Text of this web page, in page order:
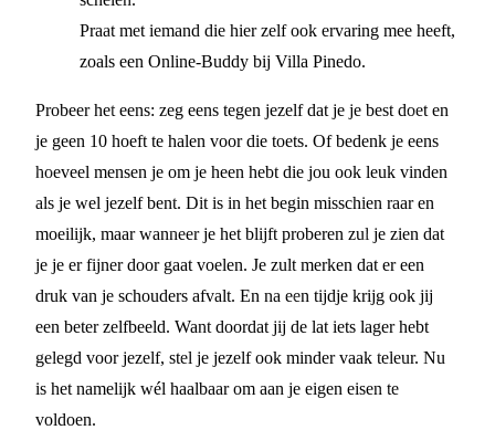
Praat met iemand die hier zelf ook ervaring mee heeft,
zoals een Online-Buddy bij Villa Pinedo.
Probeer het eens: zeg eens tegen jezelf dat je je best doet en
je geen 10 hoeft te halen voor die toets. Of bedenk je eens
hoeveel mensen je om je heen hebt die jou ook leuk vinden
als je wel jezelf bent. Dit is in het begin misschien raar en
moeilijk, maar wanneer je het blijft proberen zul je zien dat
je je er fijner door gaat voelen. Je zult merken dat er een
druk van je schouders afvalt. En na een tijdje krijg ook jij
een beter zelfbeeld. Want doordat jij de lat iets lager hebt
gelegd voor jezelf, stel je jezelf ook minder vaak teleur. Nu
is het namelijk wél haalbaar om aan je eigen eisen te
voldoen.